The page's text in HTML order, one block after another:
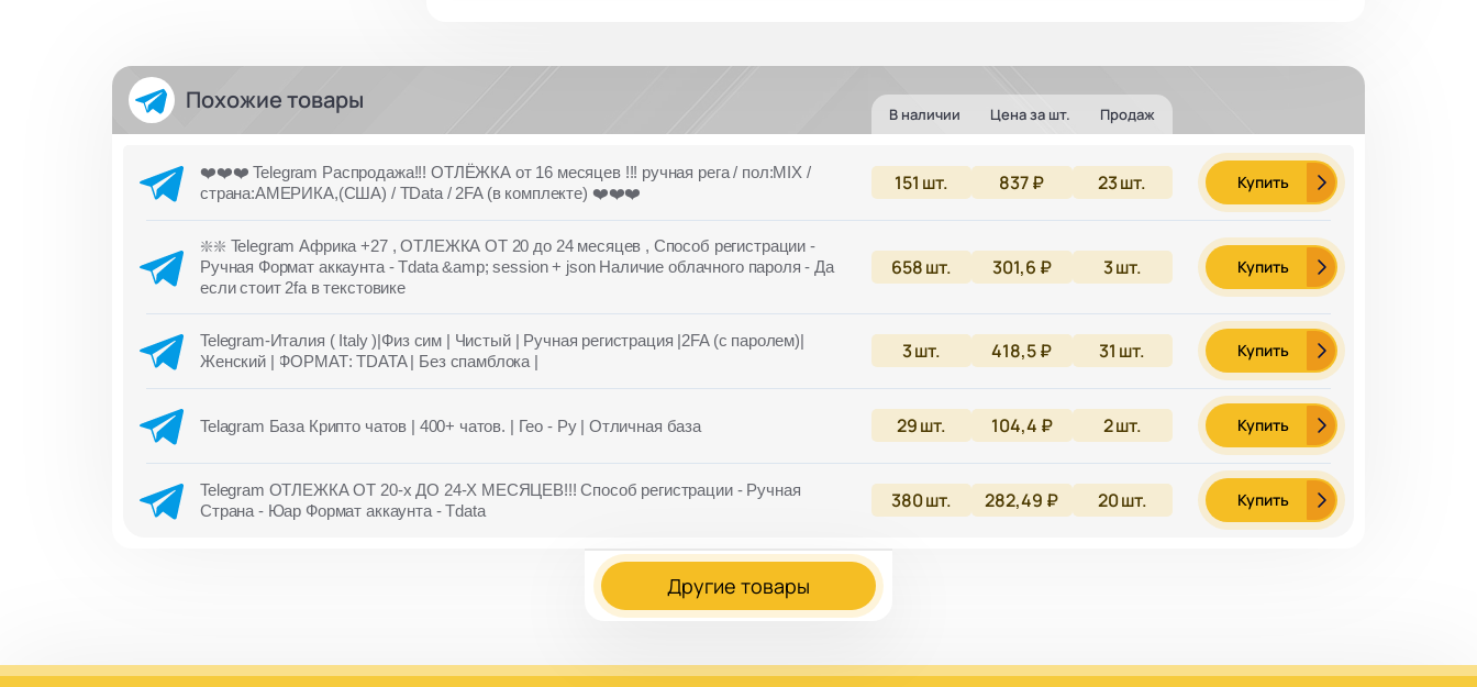
Похожие товары В наличии Цена за шт. Продаж
❤️❤️❤️ Telegram Распродажа!!! ОТЛЁЖКА от 16 месяцев !!! ручная рега / пол:MIX /
страна:АМЕРИКА,(США) / TData / 2FA (в комплекте) ❤️❤️❤️
151 шт. 837 ₽ 23шт. Купить
❇️❇️ Telegram Африка +27 , ОТЛЕЖКА ОТ 20 до 24 месяцев , Способ регистрации -
Ручная Формат аккаунта - Tdata &amp; session + json Наличие облачного пароля - Да
если стоит 2fa в текстовике
658шт. 301,6 ₽ 3шт. Купить
Telegram-Италия ( Italy )|Физ сим | Чистый | Ручная регистрация |2FA (с паролем)|
Женский | ФОРМАТ: TDATA | Без спамблока |
3шт. 418,5 ₽ 31 шт. Купить
Telagram База Крипто чатов | 400+ чатов. | Гео - Ру | Отличная база 29шт. 104,4 ₽ 2шт. Купить
Telegram ОТЛЕЖКА ОТ 20-х ДО 24-Х МЕСЯЦЕВ!!! Способ регистрации - Ручная
Страна - Юар Формат аккаунта - Tdata
380шт. 282,49 ₽ 20шт. Купить
Другие товары